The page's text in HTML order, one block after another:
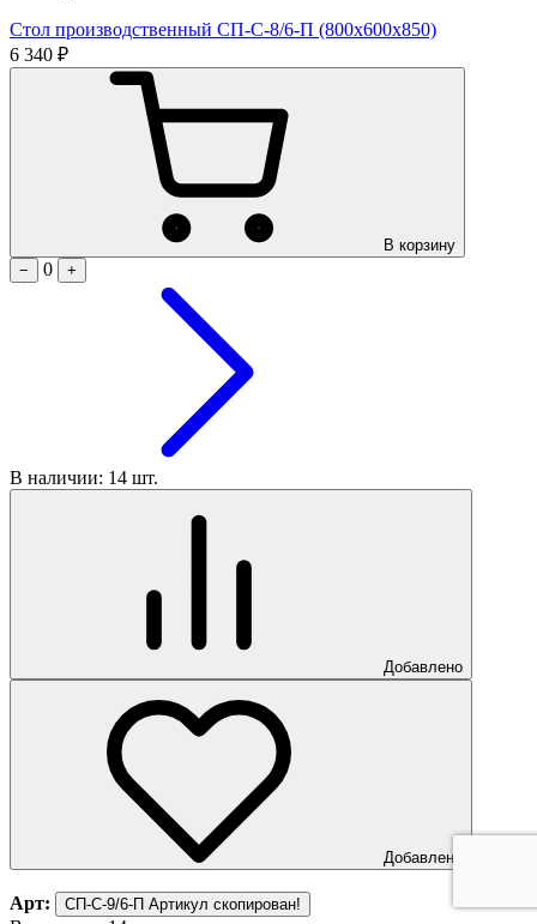
Стол производственный СП-С-8/6-П (800х600х850)
6 340 ₽
В корзину
−
0 +
В наличии: 14 шт.
Добавлено
Добавлено
Арт: СП-С-9/6-П Артикул скопирован!